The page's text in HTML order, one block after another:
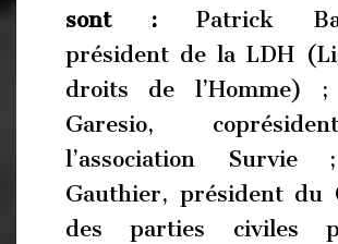
sont : Patrick
président de la LDH
droits de l’Homme) ;
Garesio,
l’association Survie
Gauthier, président du
des parties civiles